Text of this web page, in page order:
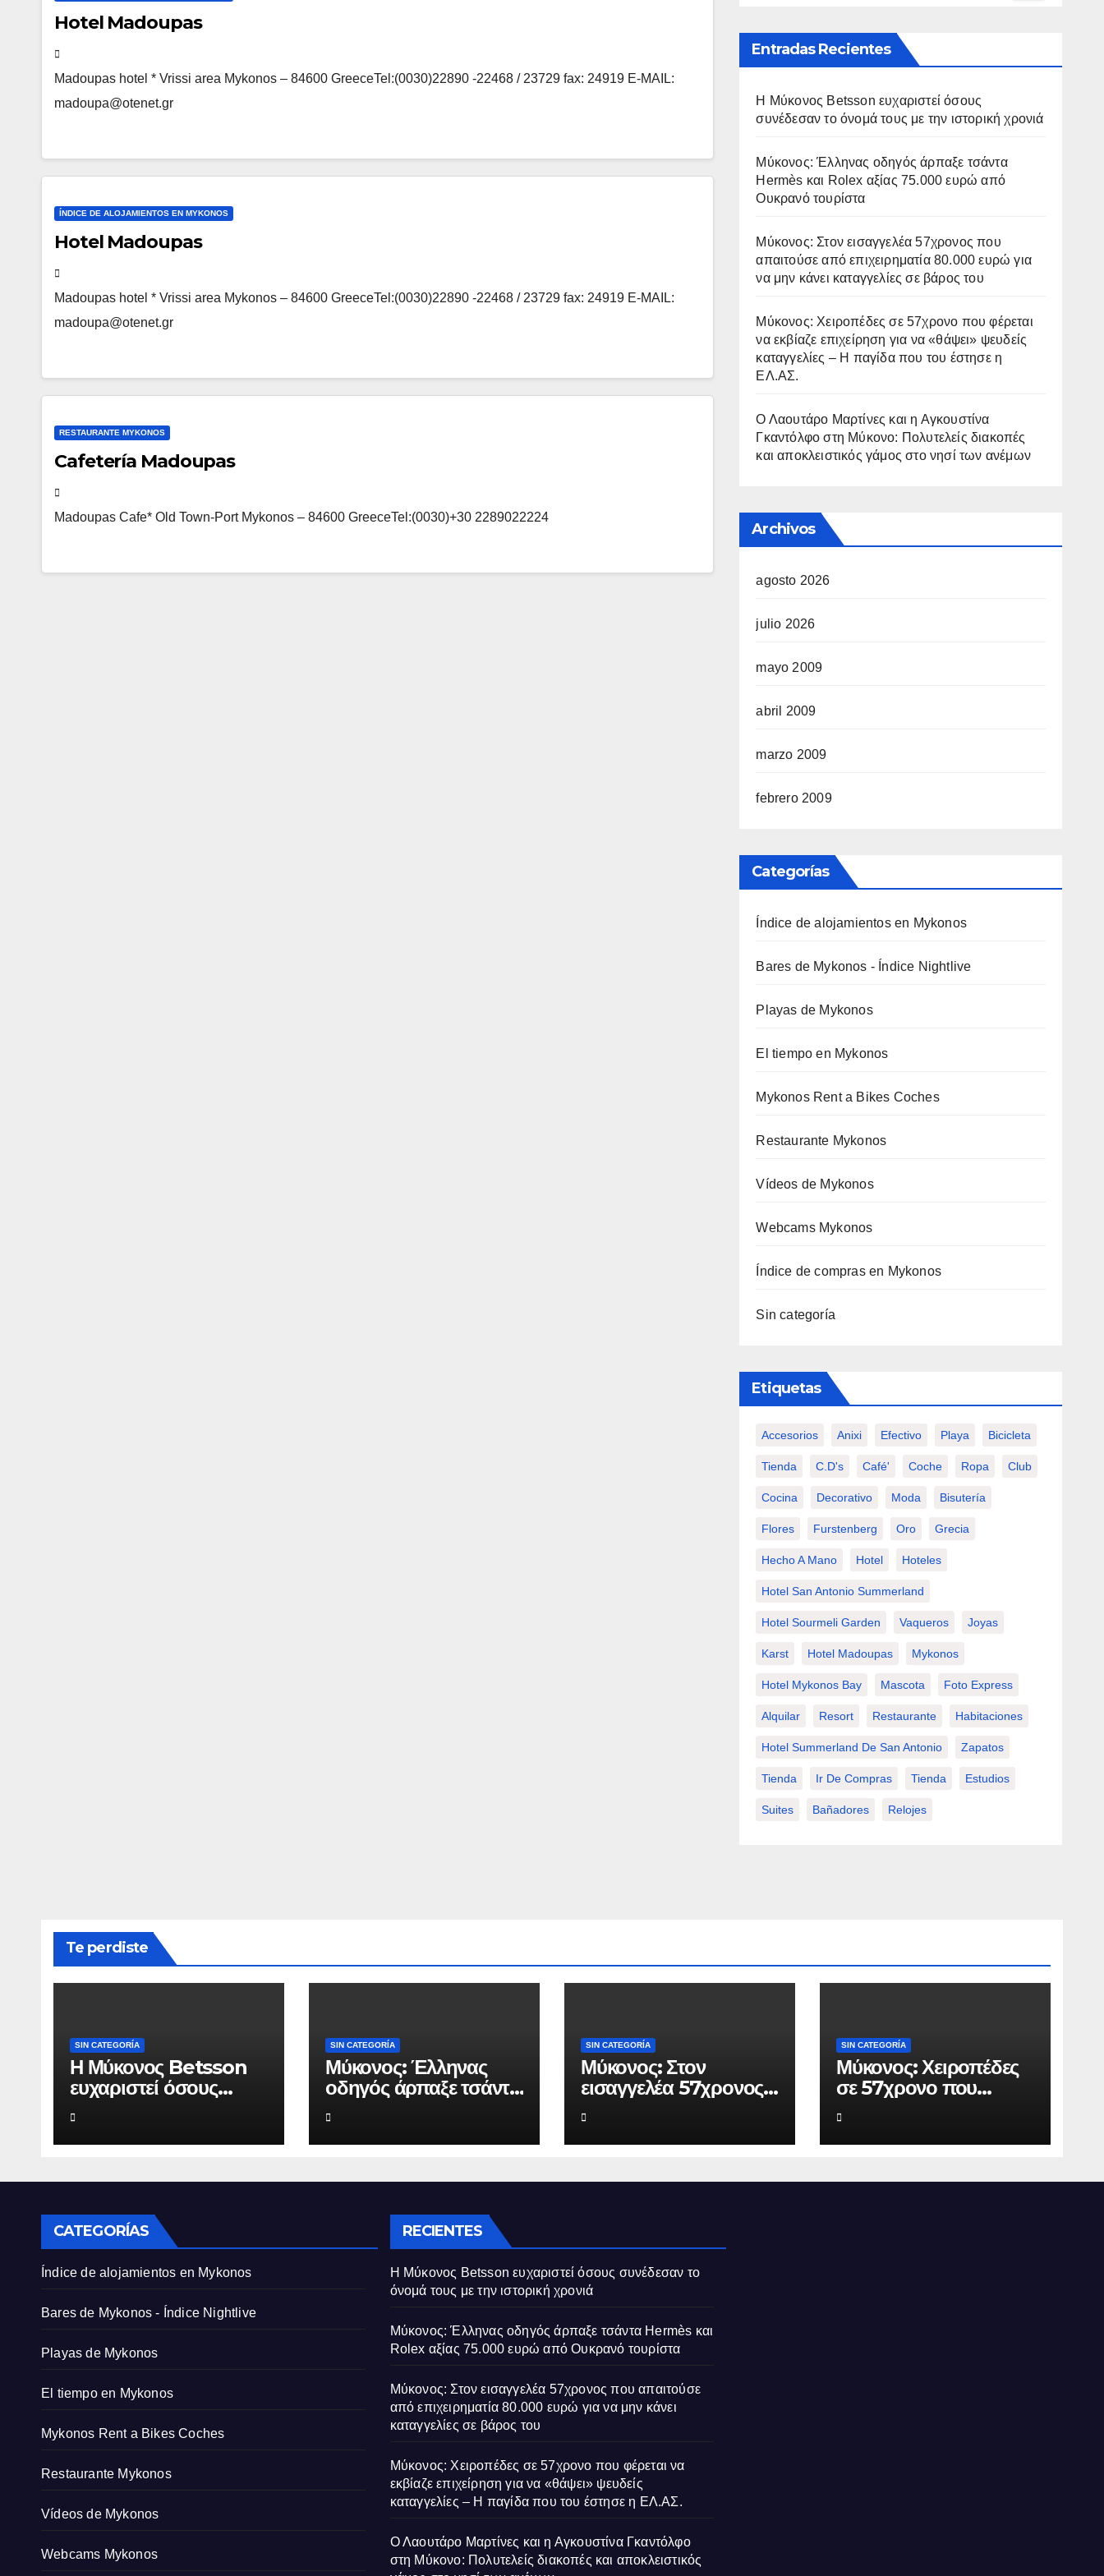
Hotel Madoupas
Madoupas hotel * Vrissi area Mykonos – 84600 GreeceTel:(0030)22890 -22468 / 23729 fax: 24919 E-MAIL:
madoupa@otenet.gr
ÍNDICE DE ALOJAMIENTOS EN MYKONOS
Hotel Madoupas
Madoupas hotel * Vrissi area Mykonos – 84600 GreeceTel:(0030)22890 -22468 / 23729 fax: 24919 E-MAIL:
madoupa@otenet.gr
RESTAURANTE MYKONOS
Cafetería Madoupas
Madoupas Cafe* Old Town-Port Mykonos – 84600 GreeceTel:(0030)+30 2289022224
Entradas Recientes
Η Μύκονος Betsson ευχαριστεί όσους
συνέδεσαν το όνομά τους με την ιστορική χρονιά
Μύκονος: Έλληνας οδηγός άρπαξε τσάντα
Hermès και Rolex αξίας 75.000 ευρώ από
Ουκρανό τουρίστα
Μύκονος: Στον εισαγγελέα 57χρονος που
απαιτούσε από επιχειρηματία 80.000 ευρώ για
να μην κάνει καταγγελίες σε βάρος του
Μύκονος: Χειροπέδες σε 57χρονο που φέρεται
να εκβίαζε επιχείρηση για να «θάψει» ψευδείς
καταγγελίες – Η παγίδα που του έστησε η
ΕΛ.ΑΣ.
Ο Λαουτάρο Μαρτίνες και η Αγκουστίνα
Γκαντόλφο στη Μύκονο: Πολυτελείς διακοπές
και αποκλειστικός γάμος στο νησί των ανέμων
Archivos
agosto 2026
julio 2026
mayo 2009
abril 2009
marzo 2009
febrero 2009
Categorías
Índice de alojamientos en Mykonos
Bares de Mykonos - Índice Nightlive
Playas de Mykonos
El tiempo en Mykonos
Mykonos Rent a Bikes Coches
Restaurante Mykonos
Vídeos de Mykonos
Webcams Mykonos
Índice de compras en Mykonos
Sin categoría
Etiquetas
Accesorios Anixi Efectivo Playa Bicicleta
Tienda C.d's Café' Coche Ropa Club
Cocina Decorativo Moda Bisutería
Flores Furstenberg Oro Grecia
Hecho A Mano Hotel Hoteles
Hotel San Antonio Summerland
Hotel Sourmeli Garden Vaqueros Joyas
Karst Hotel Madoupas Mykonos
Hotel Mykonos Bay Mascota Foto Express
Alquilar Resort Restaurante Habitaciones
Hotel Summerland De San Antonio Zapatos
Tienda Ir De Compras Tienda Estudios
Suites Bañadores Relojes
Te perdiste
SIN CATEGORÍA
Η Μύκονος Betsson
ευχαριστεί όσους
συνέδεσαν το όνομά
τους με την ιστορική
χρονιά
SIN CATEGORÍA
Μύκονος: Έλληνας
οδηγός άρπαξε τσάντα
Hermès και Rolex
αξίας 75.000 ευρώ
από Ουκρανό
SIN CATEGORÍA
Μύκονος: Στον
εισαγγελέα 57χρονος
που απαιτούσε από
επιχειρηματία 80.000
ευρώ για να μην κάνει
SIN CATEGORÍA
Μύκονος: Χειροπέδες
σε 57χρονο που
φέρεται να εκβίαζε
επιχείρηση για να
«θάψει» ψευδείς
CATEGORÍAS
Índice de alojamientos en Mykonos
Bares de Mykonos - Índice Nightlive
Playas de Mykonos
El tiempo en Mykonos
Mykonos Rent a Bikes Coches
Restaurante Mykonos
Vídeos de Mykonos
Webcams Mykonos
RECIENTES
Η Μύκονος Betsson ευχαριστεί όσους συνέδεσαν το
όνομά τους με την ιστορική χρονιά
Μύκονος: Έλληνας οδηγός άρπαξε τσάντα Hermès και
Rolex αξίας 75.000 ευρώ από Ουκρανό τουρίστα
Μύκονος: Στον εισαγγελέα 57χρονος που απαιτούσε
από επιχειρηματία 80.000 ευρώ για να μην κάνει
καταγγελίες σε βάρος του
Μύκονος: Χειροπέδες σε 57χρονο που φέρεται να
εκβίαζε επιχείρηση για να «θάψει» ψευδείς
καταγγελίες – Η παγίδα που του έστησε η ΕΛ.ΑΣ.
Ο Λαουτάρο Μαρτίνες και η Αγκουστίνα Γκαντόλφο
στη Μύκονο: Πολυτελείς διακοπές και αποκλειστικός